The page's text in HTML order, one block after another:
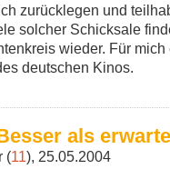
zurücklegen und
solcher Schicksale
wieder. Für
deutschen Kinos.
als
(11), 25.05.2004